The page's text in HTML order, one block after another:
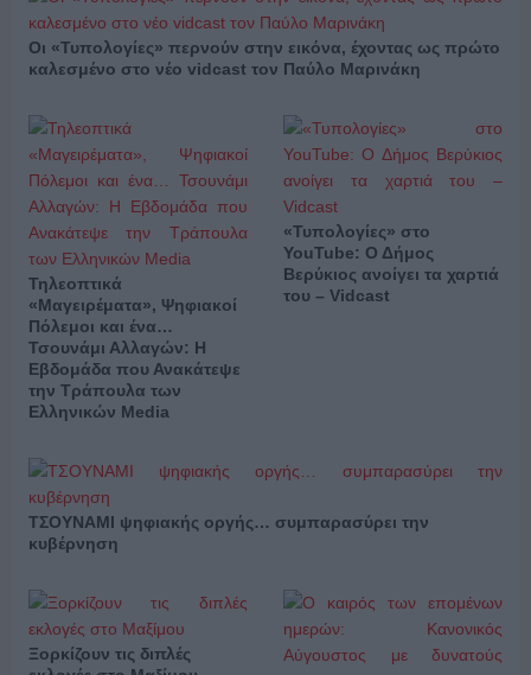
Οι «Τυπολογίες» περνούν στην εικόνα, έχοντας ως πρώτο
καλεσμένο στο νέο vidcast τον Παύλο Μαρινάκη
Τηλεοπτικά
«Μαγειρέματα», Ψηφιακοί
Πόλεμοι και ένα…
Τσουνάμι Αλλαγών: Η
Εβδομάδα που Ανακάτεψε
την Τράπουλα των
Ελληνικών Media
«Τυπολογίες» στο
YouTube: Ο Δήμος
Βερύκιος ανοίγει τα χαρτιά
του – Vidcast
ΤΣΟΥΝΑΜΙ ψηφιακής οργής… συμπαρασύρει την
κυβέρνηση
Ξορκίζουν τις διπλές